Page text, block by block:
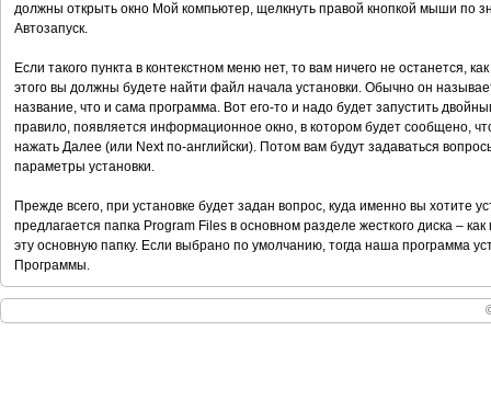
должны открыть окно Мой компьютер, щелкнуть правой кнопкой мыши по
Автозапуск.
Если такого пункта в контекстном меню нет, то вам ничего не останется,
этого вы должны будете найти файл начала установки. Обычно он
название, что и сама программа. Вот его-то и надо будет запустить
правило, появляется информационное окно, в котором будет сообщено,
нажать Далее (или Next по-английски). Потом вам будут задаваться
параметры установки.
Прежде всего, при установке будет задан вопрос, куда именно вы хотите
предлагается папка Program Files в основном разделе жесткого диска –
эту основную папку. Если выбрано по умолчанию, тогда наша программа
Программы.